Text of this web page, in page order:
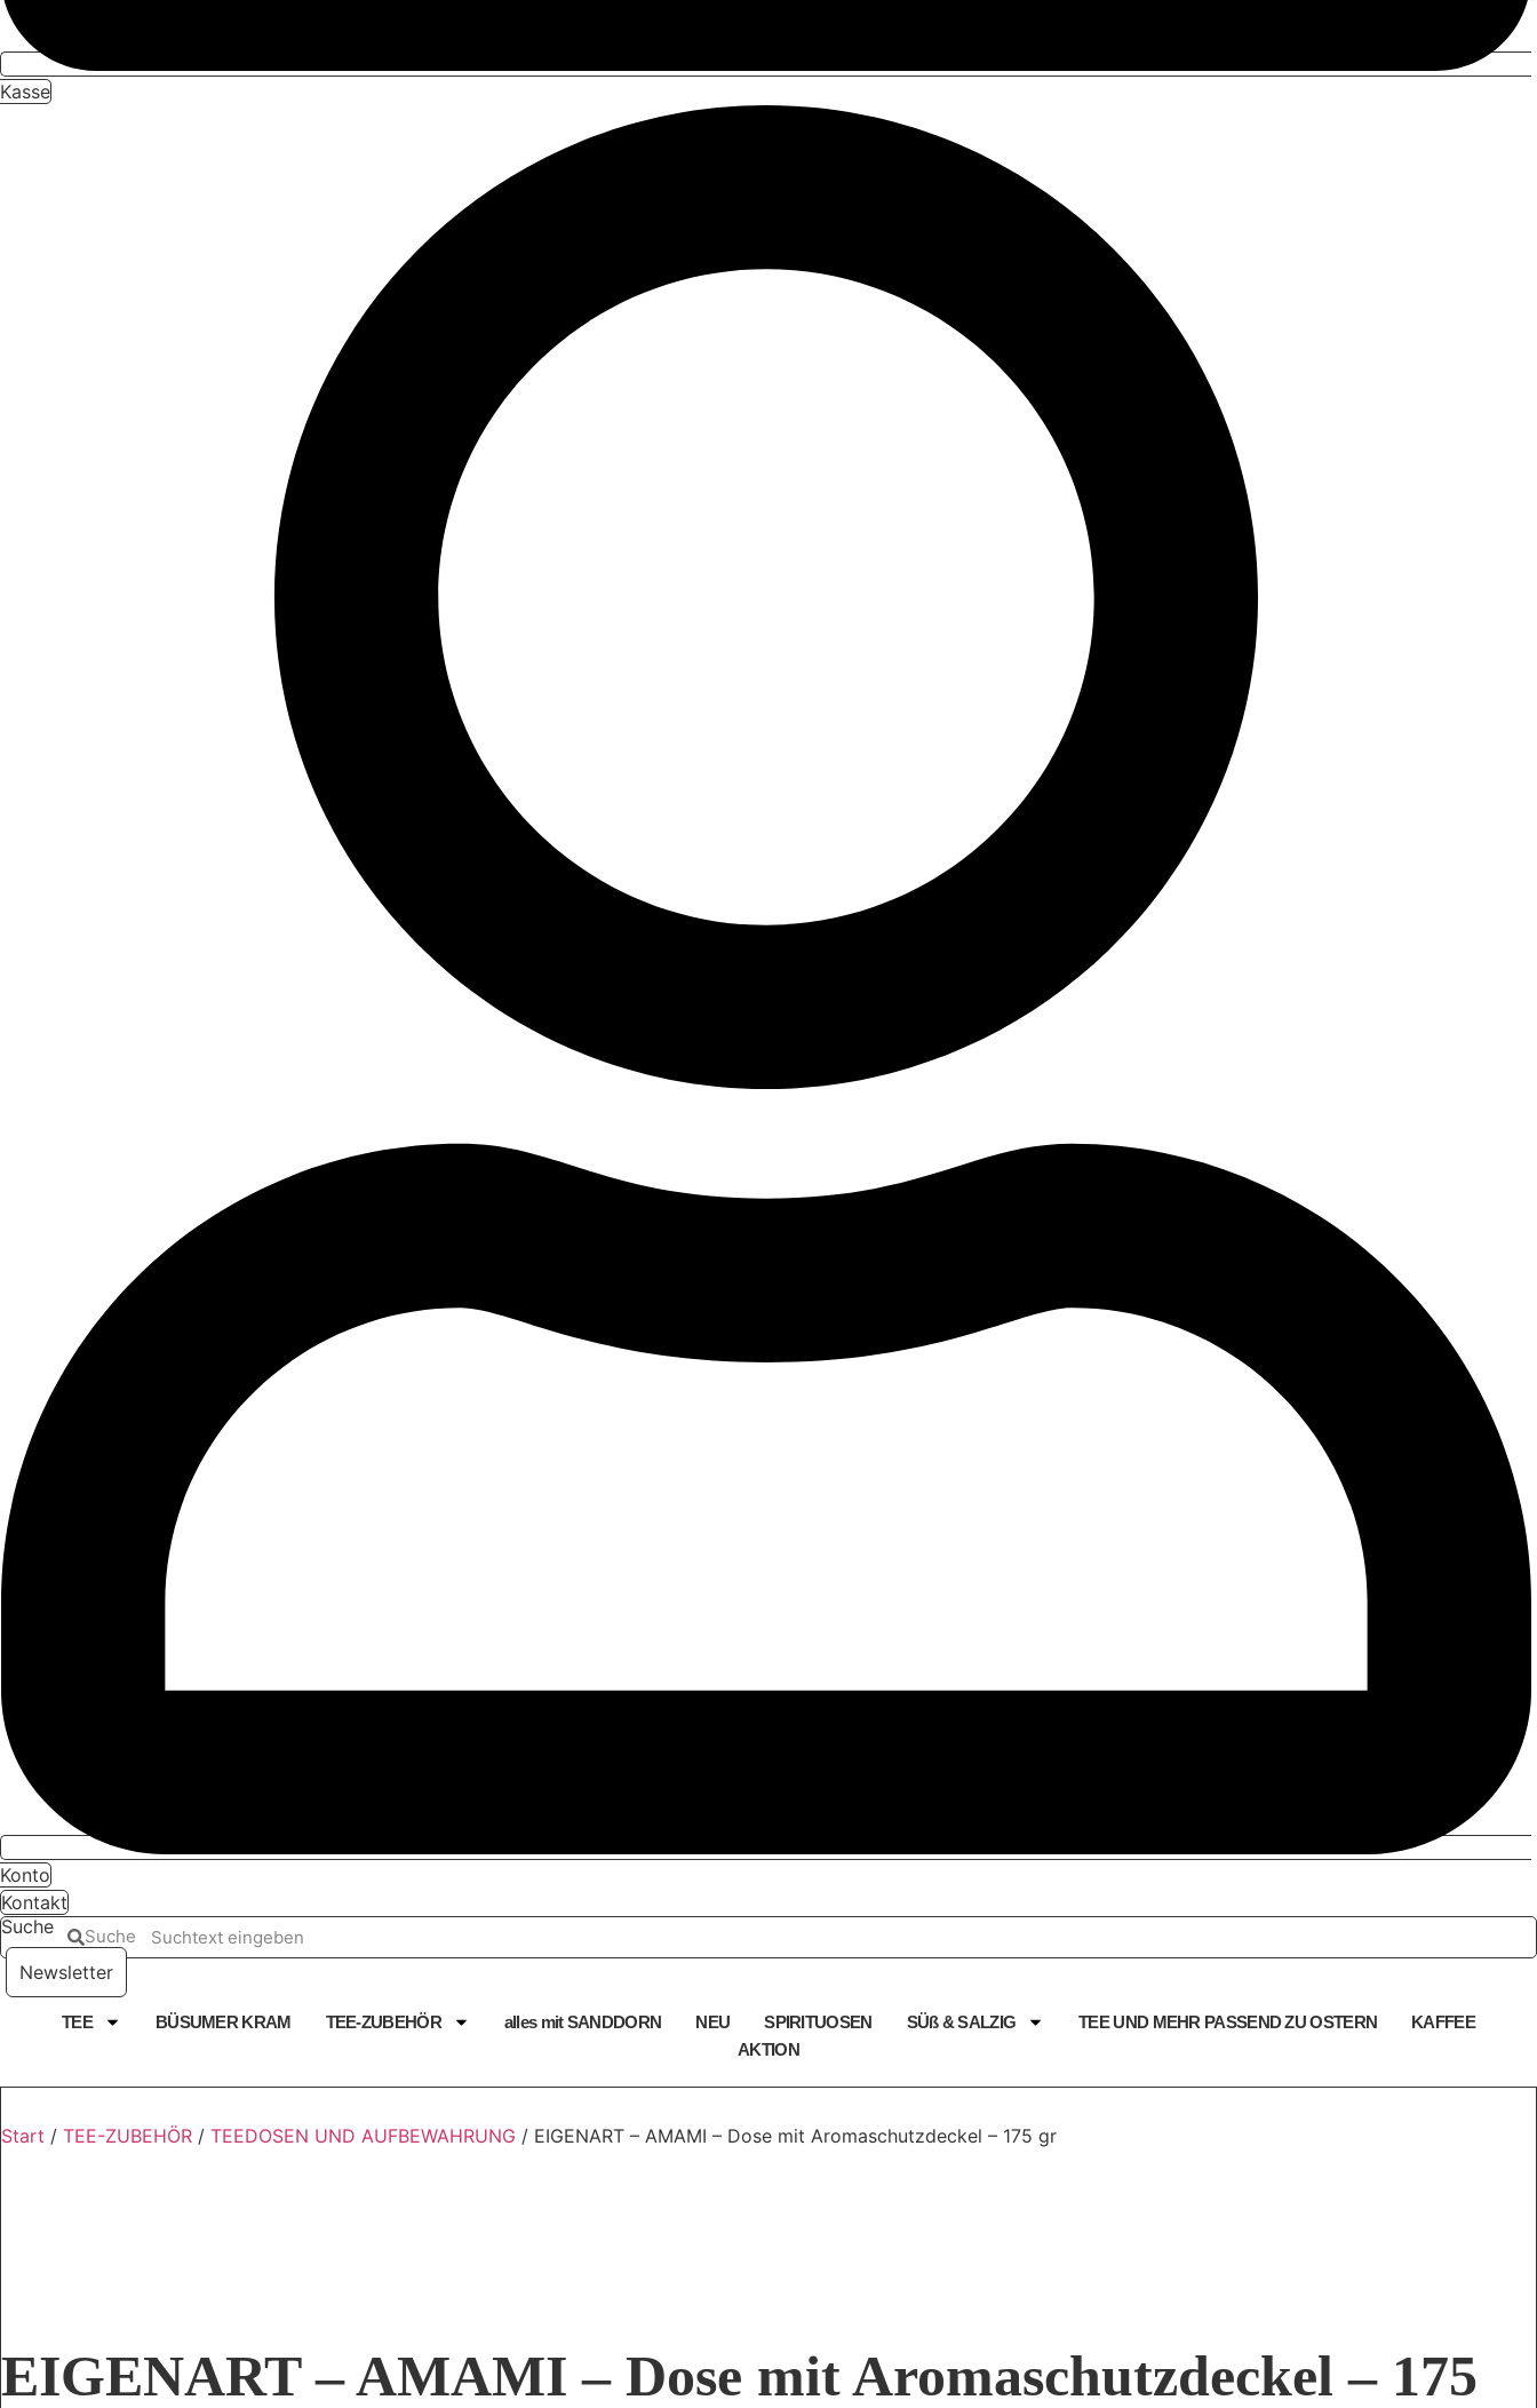
Kasse
Konto
Kontakt
Suche
Suche
Newsletter
TEE BÜSUMER KRAM TEE-ZUBEHÖR alles mit SANDDORN NEU SPIRITUOSEN SÜß & SALZIG TEE UND MEHR PASSEND ZU OSTERN
KAFFEE
AKTION
Start / TEE-ZUBEHÖR / TEEDOSEN UND AUFBEWAHRUNG / EIGENART – AMAMI – Dose mit Aromaschutzdeckel – 175 gr
EIGENART – AMAMI – Dose mit Aromaschutzdeckel – 175